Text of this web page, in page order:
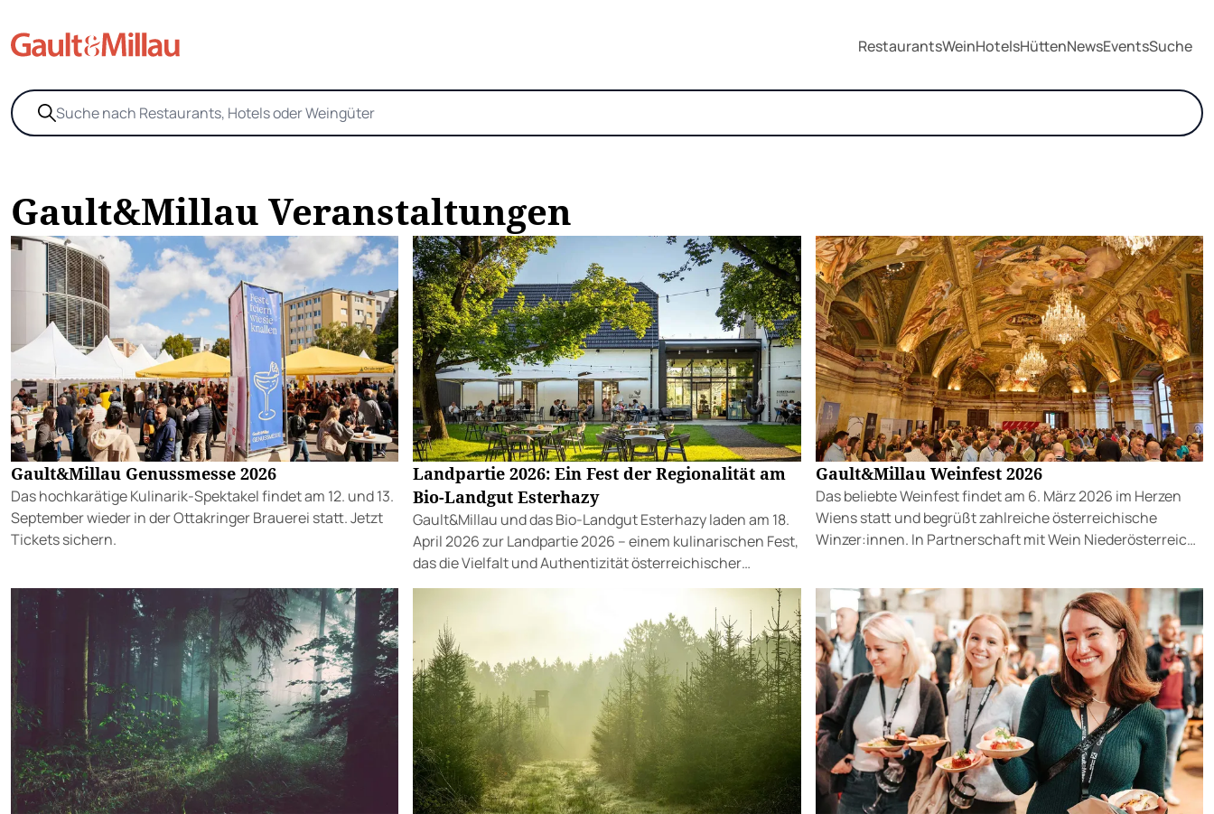
RestaurantsWeinHotelsHüttenNewsEventsSuche
Gault&Millau Veranstaltungen
Gault&Millau Genussmesse 2026
Das hochkarätige Kulinarik-Spektakel findet am 12. und 13.
September wieder in der Ottakringer Brauerei statt. Jetzt
Tickets sichern.
Landpartie 2026: Ein Fest der Regionalität am
Bio-Landgut Esterhazy
Gault&Millau und das Bio-Landgut Esterhazy laden am 18.
April 2026 zur Landpartie 2026 – einem kulinarischen Fest,
das die Vielfalt und Authentizität österreichischer
Regionalität in den Mittelpunkt stellt.
Gault&Millau Weinfest 2026
Das beliebte Weinfest findet am 6. März 2026 im Herzen
Wiens statt und begrüßt zahlreiche österreichische
Winzer:innen. In Partnerschaft mit Wein Niederösterreich,